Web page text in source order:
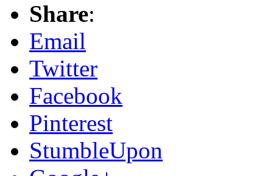
Share:
Email
Twitter
Facebook
Pinterest
StumbleUpon